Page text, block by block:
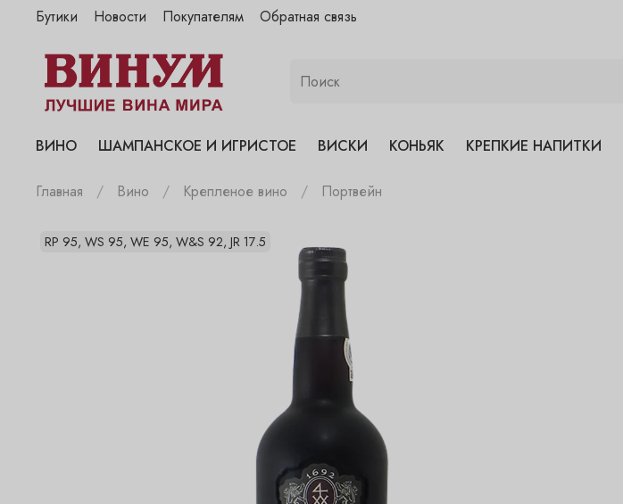
Бутики
"Винум" на Полянке
"Винум" на Гранатном
"Винум" на Сухаревском
"Винум" на Садовнической
Новости Покупателям Обратная связь
ВИНО ШАМПАНСКОЕ И ИГРИСТОЕ ВИСКИ КОНЬЯК КРЕПКИЕ НАПИТКИ
Главная Вино Крепленое вино Портвейн
RP 95, WS 95, WE 95, W&S 92, JR 17.5